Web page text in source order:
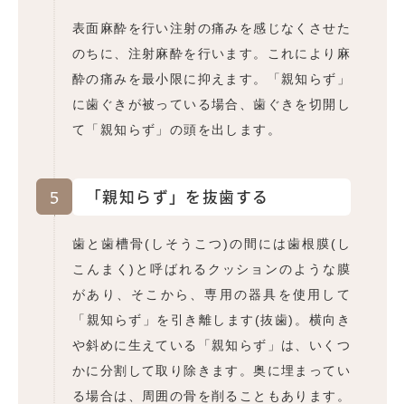
表面麻酔を行い注射の痛みを感じなくさせた
のちに、注射麻酔を行います。これにより麻
酔の痛みを最小限に抑えます。「親知らず」
に歯ぐきが被っている場合、歯ぐきを切開し
て「親知らず」の頭を出します。
5 「親知らず」を抜歯する
歯と歯槽骨(しそうこつ)の間には歯根膜(し
こんまく)と呼ばれるクッションのような膜
があり、そこから、専用の器具を使用して
「親知らず」を引き離します(抜歯)。横向き
や斜めに生えている「親知らず」は、いくつ
かに分割して取り除きます。奥に埋まってい
る場合は、周囲の骨を削ることもあります。